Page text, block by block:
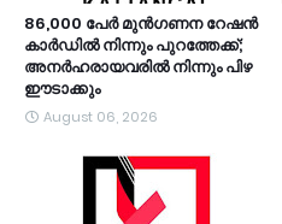
86,000 പേർ മുൻഗണന റേഷൻ
കാർഡിൽ നിന്നും പുറത്തേക്ക്;
അനർഹരായവരിൽ നിന്നും പിഴ
ഈടാക്കും
August 06, 2026